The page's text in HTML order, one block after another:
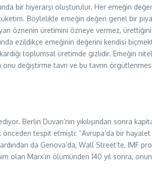
bir hiyerarşi oluşturulur. Her emeğin
Böylelikle emeğin değeri genel bir
öznenin üretimini özneye vermez,
ezildikçe emeğinin değerini kendisi
toplumsal üretimde gizlidir. Emeğin
değiştirme tavrı ve bu tavrın
Berlin Duvarı’nın yıkılışından sonra
tespit etmişti: “Avrupa’da bir
da Genova’da, Wall Street’te, IMF
olan Marx’ın ölümünden 140 yıl sonra,